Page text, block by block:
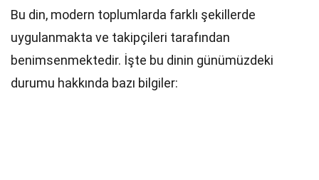
Bu din, modern toplumlarda farklı şekillerde
uygulanmakta ve takipçileri tarafından
benimsenmektedir. İşte bu dinin günümüzdeki
durumu hakkında bazı bilgiler: